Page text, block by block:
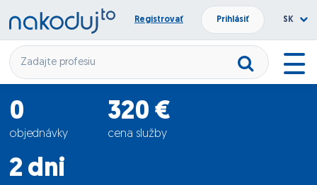
Registrovať Prihlásiť SK
0
objednávky
320 €
cena služby
2 dni